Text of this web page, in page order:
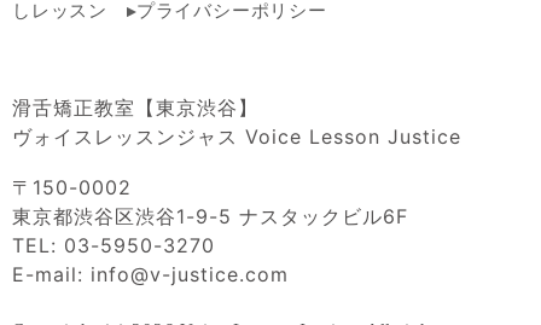
しレッスン プライバシーポリシー
滑舌矯正教室【東京渋谷】
ヴォイスレッスンジャス Voice Lesson Justice
〒150-0002
東京都渋谷区渋谷1-9-5 ナスタックビル6F
TEL: 03-5950-3270
E-mail: info@v-justice.com